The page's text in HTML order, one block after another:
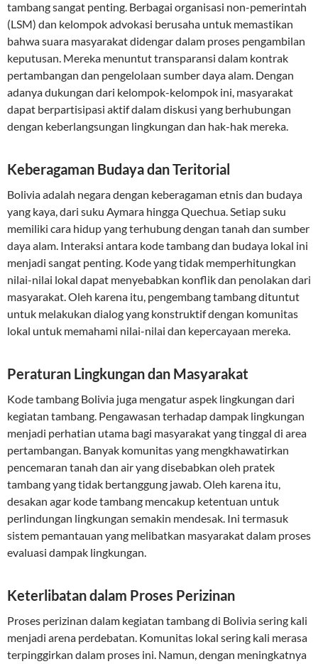
tambang sangat penting. Berbagai organisasi non-pemerintah
(LSM) dan kelompok advokasi berusaha untuk memastikan
bahwa suara masyarakat didengar dalam proses pengambilan
keputusan. Mereka menuntut transparansi dalam kontrak
pertambangan dan pengelolaan sumber daya alam. Dengan
adanya dukungan dari kelompok-kelompok ini, masyarakat
dapat berpartisipasi aktif dalam diskusi yang berhubungan
dengan keberlangsungan lingkungan dan hak-hak mereka.
Keberagaman Budaya dan Teritorial
Bolivia adalah negara dengan keberagaman etnis dan budaya
yang kaya, dari suku Aymara hingga Quechua. Setiap suku
memiliki cara hidup yang terhubung dengan tanah dan sumber
daya alam. Interaksi antara kode tambang dan budaya lokal ini
menjadi sangat penting. Kode yang tidak memperhitungkan
nilai-nilai lokal dapat menyebabkan konflik dan penolakan dari
masyarakat. Oleh karena itu, pengembang tambang dituntut
untuk melakukan dialog yang konstruktif dengan komunitas
lokal untuk memahami nilai-nilai dan kepercayaan mereka.
Peraturan Lingkungan dan Masyarakat
Kode tambang Bolivia juga mengatur aspek lingkungan dari
kegiatan tambang. Pengawasan terhadap dampak lingkungan
menjadi perhatian utama bagi masyarakat yang tinggal di area
pertambangan. Banyak komunitas yang mengkhawatirkan
pencemaran tanah dan air yang disebabkan oleh pratek
tambang yang tidak bertanggung jawab. Oleh karena itu,
desakan agar kode tambang mencakup ketentuan untuk
perlindungan lingkungan semakin mendesak. Ini termasuk
sistem pemantauan yang melibatkan masyarakat dalam proses
evaluasi dampak lingkungan.
Keterlibatan dalam Proses Perizinan
Proses perizinan dalam kegiatan tambang di Bolivia sering kali
menjadi arena perdebatan. Komunitas lokal sering kali merasa
terpinggirkan dalam proses ini. Namun, dengan meningkatnya